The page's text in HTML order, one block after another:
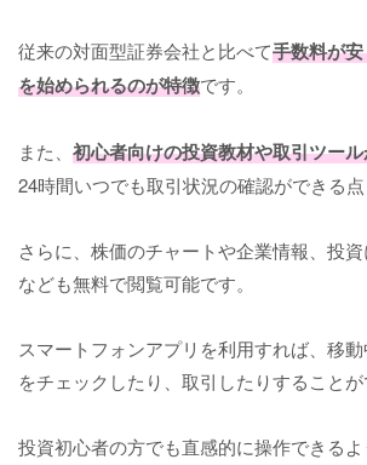
従来の対面型証券会社と比べて手数料が
を始められるのが特徴です。
また、 初心者向けの投資教材や取引ツー
24時間いつでも取引状況の確認ができる点
さらに、株価のチャートや企業情報、投
なども無料で閲覧可能です。
スマートフォンアプリを利用すれば、移
をチェックしたり、取引したりすることが
投資初心者の方でも直感的に操作できる